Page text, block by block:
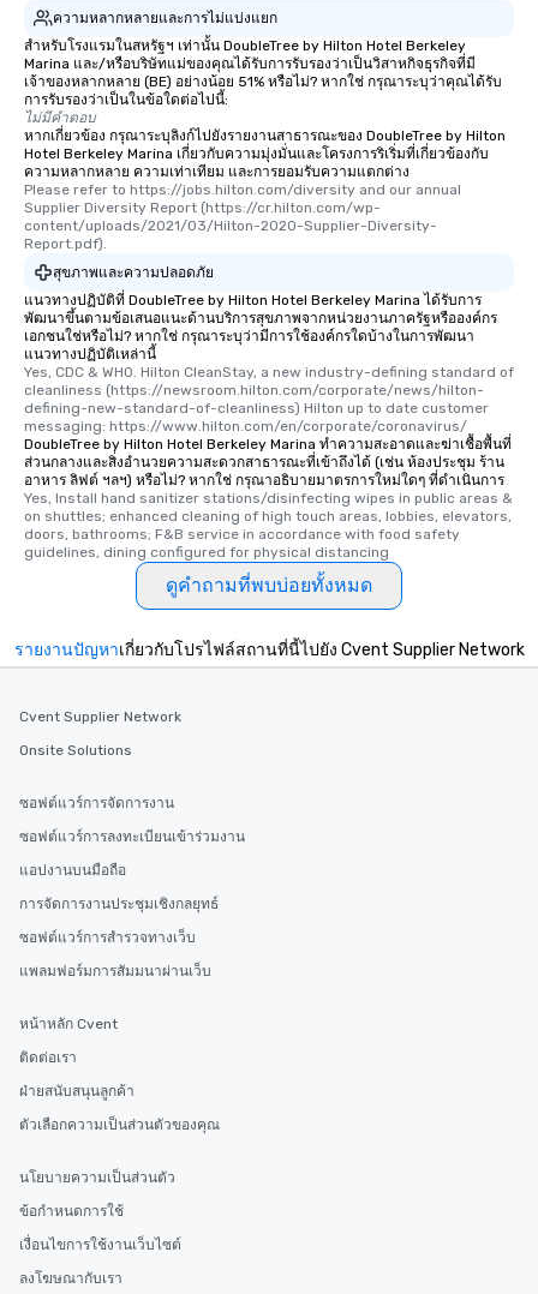
ความหลากหลายและการไม่แบ่งแยก
สำหรับโรงแรมในสหรัฐฯ เท่านั้น DoubleTree by Hilton Hotel Berkeley
Marina และ/หรือบริษัทแม่ของคุณได้รับการรับรองว่าเป็นวิสาหกิจธุรกิจที่มี
เจ้าของหลากหลาย (BE) อย่างน้อย 51% หรือไม่? หากใช่ กรุณาระบุว่าคุณได้รับ
การรับรองว่าเป็นในข้อใดต่อไปนี้:
ไม่มีคำตอบ
หากเกี่ยวข้อง กรุณาระบุลิงก์ไปยังรายงานสาธารณะของ DoubleTree by Hilton
Hotel Berkeley Marina เกี่ยวกับความมุ่งมั่นและโครงการริเริ่มที่เกี่ยวข้องกับ
ความหลากหลาย ความเท่าเทียม และการยอมรับความแตกต่าง
Please refer to https://jobs.hilton.com/diversity and our annual
Supplier Diversity Report (https://cr.hilton.com/wp-
content/uploads/2021/03/Hilton-2020-Supplier-Diversity-
Report.pdf).
สุขภาพและความปลอดภัย
แนวทางปฏิบัติที่ DoubleTree by Hilton Hotel Berkeley Marina ได้รับการ
พัฒนาขึ้นตามข้อเสนอแนะด้านบริการสุขภาพจากหน่วยงานภาครัฐหรือองค์กร
เอกชนใช่หรือไม่? หากใช่ กรุณาระบุว่ามีการใช้องค์กรใดบ้างในการพัฒนา
แนวทางปฏิบัติเหล่านี้
Yes, CDC & WHO. Hilton CleanStay, a new industry-defining standard of
cleanliness (https://newsroom.hilton.com/corporate/news/hilton-
defining-new-standard-of-cleanliness) Hilton up to date customer
messaging: https://www.hilton.com/en/corporate/coronavirus/
DoubleTree by Hilton Hotel Berkeley Marina ทำความสะอาดและฆ่าเชื้อพื้นที่
ส่วนกลางและสิ่งอำนวยความสะดวกสาธารณะที่เข้าถึงได้ (เช่น ห้องประชุม ร้าน
อาหาร ลิฟต์ ฯลฯ) หรือไม่? หากใช่ กรุณาอธิบายมาตรการใหม่ใดๆ ที่ดำเนินการ
Yes, Install hand sanitizer stations/disinfecting wipes in public areas &
on shuttles; enhanced cleaning of high touch areas, lobbies, elevators,
doors, bathrooms; F&B service in accordance with food safety
guidelines, dining configured for physical distancing
ดูคำถามที่พบบ่อยทั้งหมด
รายงานปัญหาเกี่ยวกับโปรไฟล์สถานที่นี้ไปยัง Cvent Supplier Network
Cvent Supplier Network
Onsite Solutions
ซอฟต์แวร์การจัดการงาน
ซอฟต์แวร์การลงทะเบียนเข้าร่วมงาน
แอปงานบนมือถือ
การจัดการงานประชุมเชิงกลยุทธ์
ซอฟต์แวร์การสำรวจทางเว็บ
แพลมฟอร์มการสัมมนาผ่านเว็บ
หน้าหลัก Cvent
ติดต่อเรา
ฝ่ายสนับสนุนลูกค้า
ตัวเลือกความเป็นส่วนตัวของคุณ
นโยบายความเป็นส่วนตัว
ข้อกำหนดการใช้
เงื่อนไขการใช้งานเว็บไซต์
ลงโฆษณากับเรา